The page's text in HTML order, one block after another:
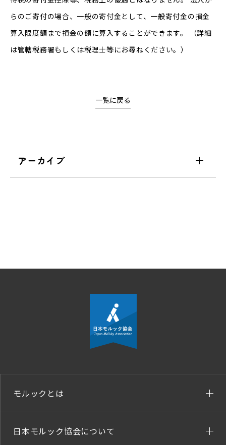
らのご寄付の場合、一般の寄付金として、一般寄付金の損金
算入限度額まで損金の額に算入することができます。 （詳細
は管轄税務署もしくは税理士等にお尋ねください。）
一覧に戻る
アーカイブ
モルックとは
日本モルック協会について